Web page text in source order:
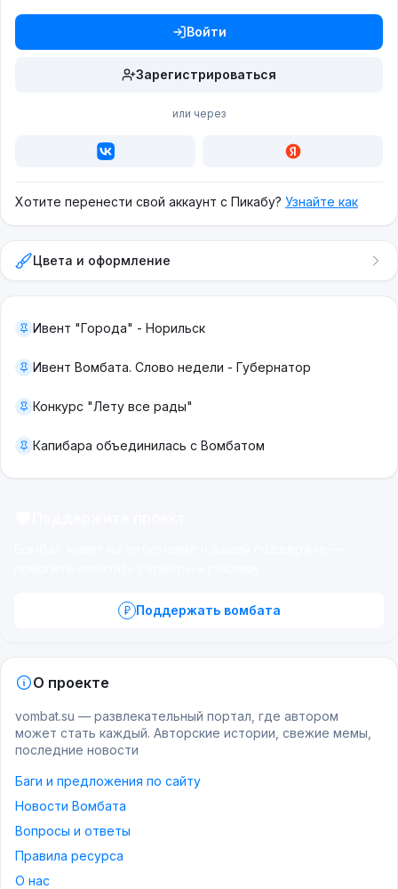
Войти
Зарегистрироваться
или через
Хотите перенести свой аккаунт с Пикабу? Узнайте как
Цвета и оформление
Ивент "Города" - Норильск
Ивент Вомбата. Слово недели - Губернатор
Конкурс "Лету все рады"
Капибара объединилась с Вомбатом
Поддержать вомбата
О проекте
vombat.su — развлекательный портал, где автором
может стать каждый. Авторские истории, свежие мемы,
последние новости
Баги и предложения по сайту
Новости Вомбата
Вопросы и ответы
Правила ресурса
О нас